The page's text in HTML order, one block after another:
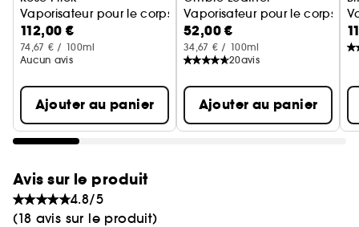
Vaporisateur pour le corps
112,00 €
74,67 € / 100ml
Aucun avis
Ajouter au panier
Vaporisateur pour le corps
52,00 €
34,67 € / 100ml
20avis
Ajouter au panier
Avis sur le produit
4.8/5
(18 avis sur le produit)